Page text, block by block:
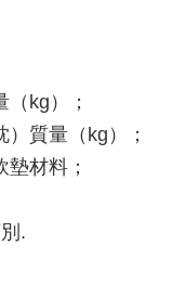
kg）；
質量（kg）；
材料；
.